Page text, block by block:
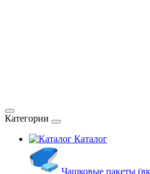
Категории
Каталог
Чашковые пакеты